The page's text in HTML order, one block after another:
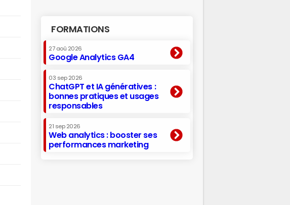
FORMATIONS
27 aoû 2026
Google Analytics GA4
03 sep 2026
ChatGPT et IA génératives :
bonnes pratiques et usages
responsables
21 sep 2026
Web analytics : booster ses
performances marketing